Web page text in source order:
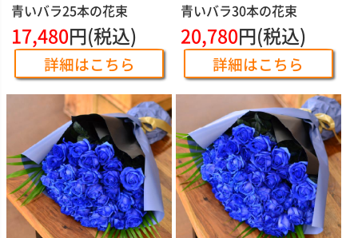
青いバラ25本の花束
17,480円(税込)
詳細はこちら
青いバラ30本の花束
20,780円(税込)
詳細はこちら